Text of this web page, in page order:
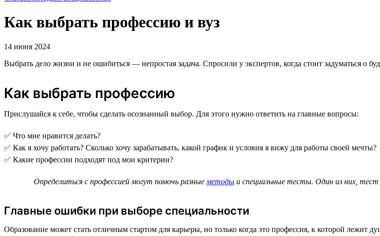
Как выбрать профессию и вуз
14 июня 2024
Выбрать дело жизни и не ошибиться — непростая задача. Спросили у экспертов, когда стоит задуматься о
Как выбрать профессию
Прислушайся к себе, чтобы сделать осознанный выбор. Для этого нужно ответить на главные вопросы:
✅ Что мне нравится делать?
✅ Как я хочу работать? Сколько хочу зарабатывать, какой график и условия я вижу для работы своей мечты?
✅ Какие профессии подходят под мои критерии?
Определиться с профессией могут помочь разные методы и специальные тесты. Один из них, тест
Главные ошибки при выборе специальности
Образование может стать отличным стартом для карьеры, но только когда это профессия, к которой лежит